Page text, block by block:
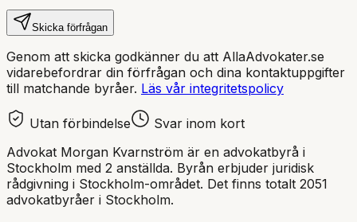
Skicka förfrågan
Genom att skicka godkänner du att AllaAdvokater.se
vidarebefordrar din förfrågan och dina kontaktuppgifter
till matchande byråer. Läs vår integritetspolicy
Utan förbindelse
Svar inom kort
Advokat Morgan Kvarnström är en advokatbyrå i
Stockholm med 2 anställda. Byrån erbjuder juridisk
rådgivning i Stockholm-området. Det finns totalt 2051
advokatbyråer i Stockholm.